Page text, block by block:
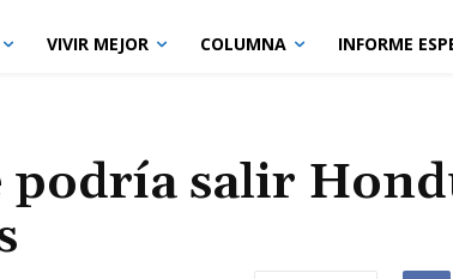
VIVIR MEJOR COLUMNA INFORME
podría salir